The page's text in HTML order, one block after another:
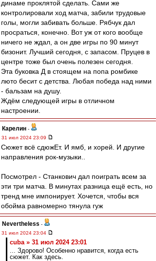
динаме проклятой сделать. Сами же
контролировали ход матча, забили трудовые
голы, могли забивать больше. Рябчук дал
просраться, конечно. Вот уж от кого вообще
ничего не ждал, а он две игры по 90 минут
бизонит. Лучший сегодня, с запасом. Пруцев в
центре тоже был очень полезен сегодня.
Эта буковка Д в стоящем на попа ромбике
люто бесит с детства. Любая победа над ними
- бальзам на душу.
Ждём следующей игры в отличном
настроении.
Карелин -
31 июл 2024 23:09
Сюжет всё сдюжЕт. И ямб, и хорей. И другие
направления рок-музыки..
Посмотрел - Станкович дал поиграть всем за
эти три матча. В минутах разница ещё есть, но
тренд мне импонирует. Хочется, чтобы вся
обойма равномерно тянула гуж
Nevertheless -
31 июл 2024 23:04
cuba » 31 июл 2024 23:01
... Здорово! Особенно нравится, когда есть
сюжет. Как здесь.